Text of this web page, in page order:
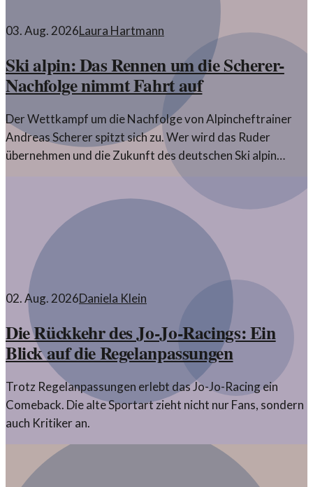
03. Aug. 2026Laura Hartmann
Ski alpin: Das Rennen um die Scherer-
Nachfolge nimmt Fahrt auf
Der Wettkampf um die Nachfolge von Alpincheftrainer
Andreas Scherer spitzt sich zu. Wer wird das Ruder
übernehmen und die Zukunft des deutschen Ski alpin
02. Aug. 2026Daniela Klein
Die Rückkehr des Jo-Jo-Racings: Ein
Blick auf die Regelanpassungen
Trotz Regelanpassungen erlebt das Jo-Jo-Racing ein
Comeback. Die alte Sportart zieht nicht nur Fans, sondern
auch Kritiker an.